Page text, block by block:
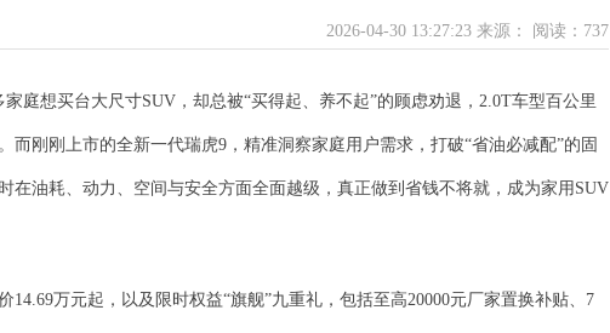
2026-04-30 13:27:23 来源： 阅读：737
庭想买台大尺寸SUV，却总被“买得起、养不起”的顾虑劝退，2.0T车型百公里
而刚刚上市的全新一代瑞虎9，精准洞察家庭用户需求，打破“省油必减配”的固
在油耗、动力、空间与安全方面全面越级，真正做到省钱不将就，成为家用SUV
14.69万元起，以及限时权益“旗舰”九重礼，包括至高20000元厂家置换补贴、7